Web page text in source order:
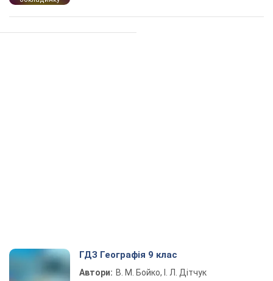
ГДЗ Географія 9 клас
Автори: В. М. Бойко, І. Л. Дітчук